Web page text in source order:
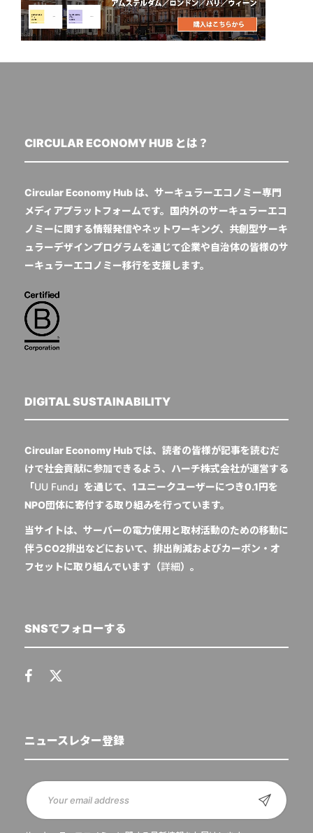
CIRCULAR ECONOMY HUB とは？
Circular Economy Hub は、サーキュラーエコノミー専門
メディアプラットフォームです。国内外のサーキュラーエコ
ノミーに関する情報発信やネットワーキング、共創型サーキ
ュラーデザインプログラムを通じて企業や自治体の皆様のサ
ーキュラーエコノミー移行を支援します。
DIGITAL SUSTAINABILITY
Circular Economy Hubでは、読者の皆様が記事を読むだ
けで社会貢献に参加できるよう、ハーチ株式会社が運営する
「UU Fund 」を通じて、1ユニークユーザーにつき0.1円を
NPO団体に寄付する取り組みを行っています。
当サイトは、サーバーの電力使用と取材活動のための移動に
伴うCO2排出などにおいて、排出削減およびカーボン・オ
フセットに取り組んでいます（詳細）。
SNSでフォローする
ニュースレター登録